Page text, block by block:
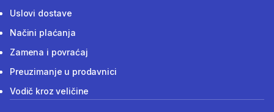
Uslovi dostave
Načini plaćanja
Zamena i povraćaj
Preuzimanje u prodavnici
Vodič kroz veličine